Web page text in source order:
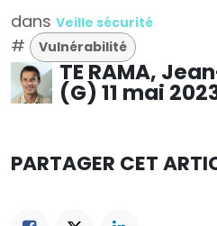
dans Veille sécurité
# Vulnérabilité
TE RAMA,
(G) 11 mai
PARTAGER CET